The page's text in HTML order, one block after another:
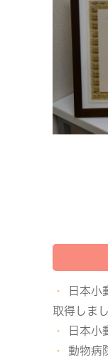
日本小
取得しま
日本小
動物病